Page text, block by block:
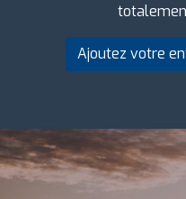
Ajoutez votre